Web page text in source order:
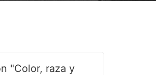
"Color, raza y